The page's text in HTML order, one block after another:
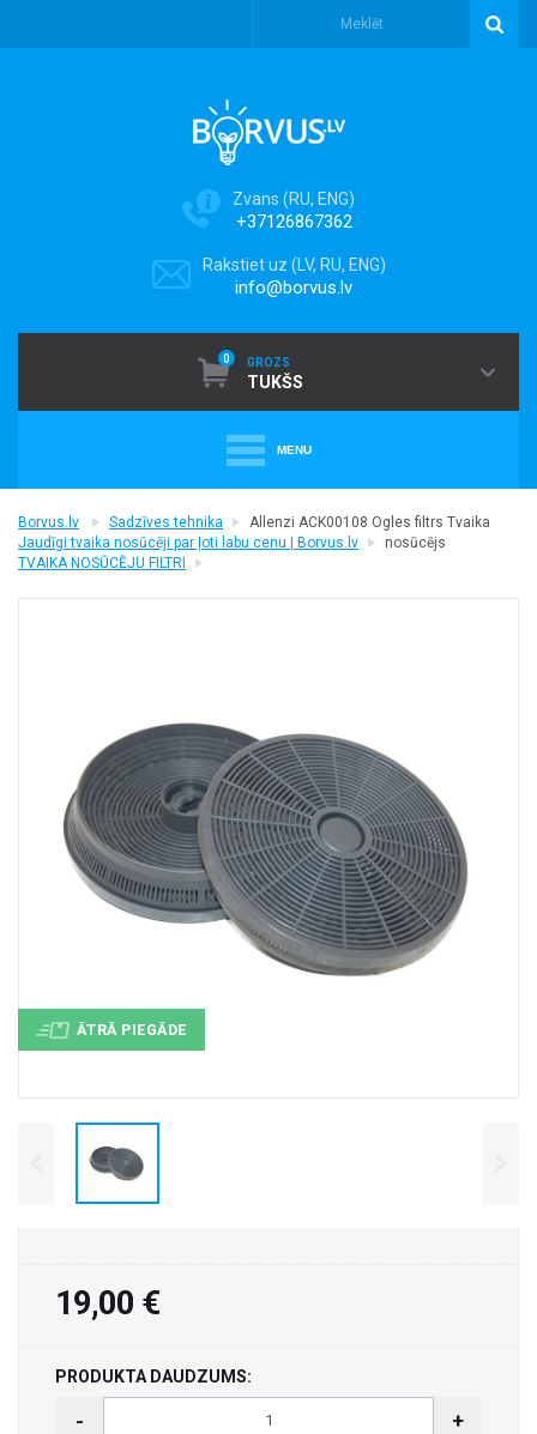
Zvans (RU, ENG)
+37126867362
Rakstiet uz (LV, RU, ENG)
info@borvus.lv
0 GROZS
TUKŠS
MENU
+
PUTEKĻU SŪCĒJI
MASAŽIERI UN SILDĪTĀJI
DĀRZA TEHNIKA
Borvus.lv
Sadzīves tehnika
Jaudīgi tvaika nosūcēji par ļoti labu cenu | Borvus.lv
TVAIKA NOSŪCĒJU FILTRI
Allenzi ACK00108 Ogles filtrs Tvaika
nosūcējs
ĀTRĀ PIEGĀDE
19,00 €
PRODUKTA DAUDZUMS:
- +